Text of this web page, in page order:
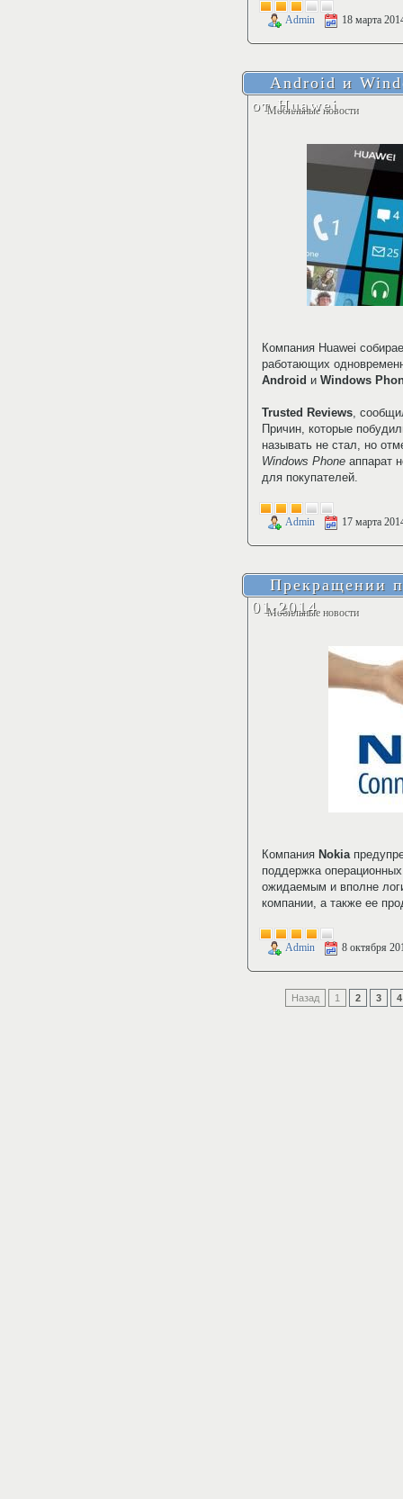
Admin 18 марта
Android и
от Huawei
Мобильные новости
Компания Huawei
работающих
Android и Windows
Trusted Reviews,
Причин, которые
называть не стал, но
Windows Phone аппарат
для покупателей.
Admin 17 марта
Прекращении
01.2014
Мобильные новости
Компания Nokia
поддержка
ожидаемым и вполне
компании, а также ее
Admin 8 октября
Назад 1 2 3 4